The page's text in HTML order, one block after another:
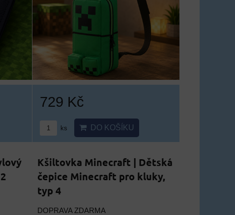
729 Kč
ks DO KOŠÍKU
Kšiltovka Minecraft | Dětská
čepice Minecraft pro kluky,
typ 4
DOPRAVA ZDARMA